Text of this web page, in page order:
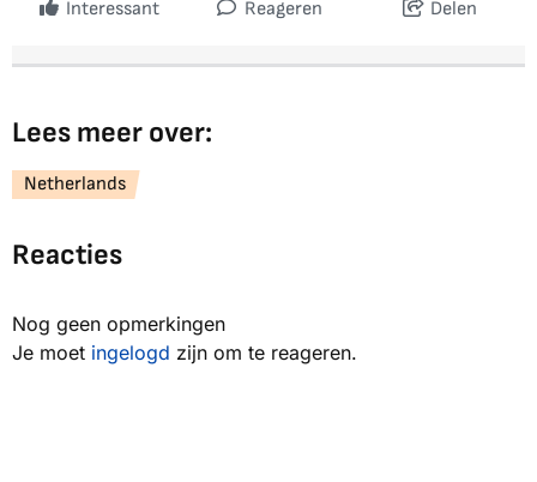
Interessant Reageren Delen
Lees meer over:
Netherlands
Reacties
Nog geen opmerkingen
Je moet ingelogd zijn om te reageren.